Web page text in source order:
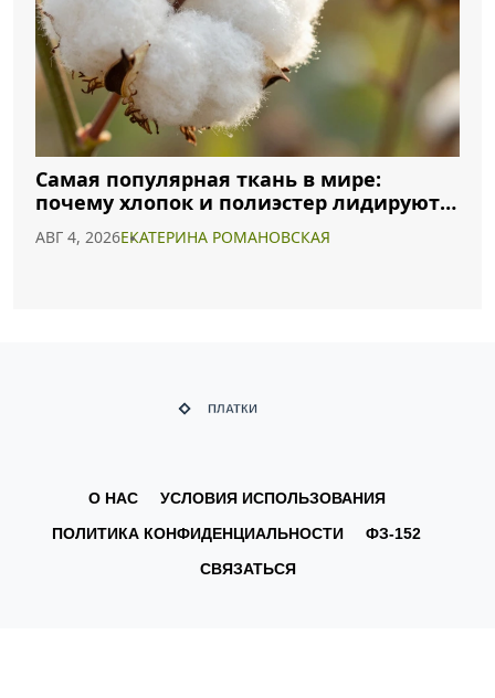
Самая популярная ткань в мире:
почему хлопок и полиэстер лидируют в
АВГ 4, 2026ЕКАТЕРИНА РОМАНОВСКАЯ
О НАС
УСЛОВИЯ ИСПОЛЬЗОВАНИЯ
ПОЛИТИКА КОНФИДЕНЦИАЛЬНОСТИ
ФЗ-152
СВЯЗАТЬСЯ